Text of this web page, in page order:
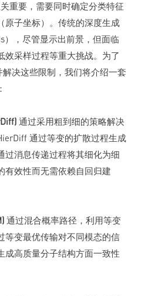
重要，需要同时确定分类特征
原子坐标）。传统的深度生成
），尽管显示出前景，但面临
效采样过程等重大挑战。为了
决这些限制，我们将介绍一套
通过采用粗到细的策略解决
通过等变的扩散过程生成
过消息传递过程将其细化为细
有效性而无需依赖自回归建
通过混合概率路径，利用等变
等变最优传输对不同模态的信
成高质量分子结构方面一致性